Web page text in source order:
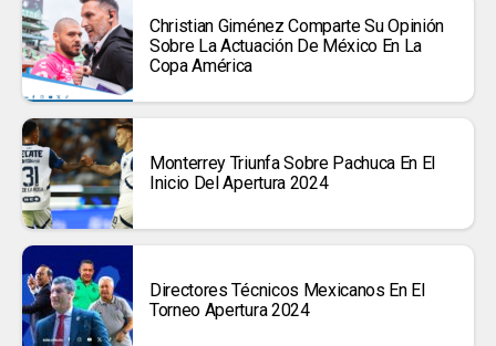
Christian Giménez Comparte Su Opinión
Sobre La Actuación De México En La
Copa América
Monterrey Triunfa Sobre Pachuca En El
Inicio Del Apertura 2024
Directores Técnicos Mexicanos En El
Torneo Apertura 2024